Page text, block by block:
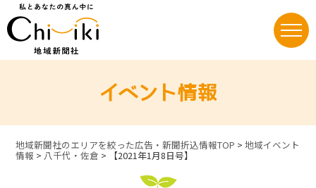
イベント情報
地域新聞社のエリアを絞った広告・新聞折込情報TOP >地域イベント
情報 > 八千代・佐倉 > 【2021年1月8日号】